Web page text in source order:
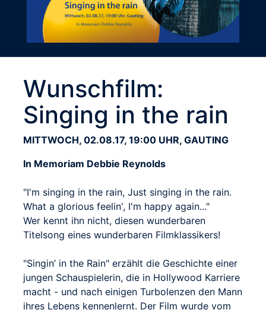
Wunschfilm:
Singing in the rain
MITTWOCH, 02.08.17, 19:00 UHR, GAUTING
In Memoriam Debbie Reynolds
"I'm singing in the rain, Just singing in the rain.
What a glorious feelin', I'm happy again..."
Wer kennt ihn nicht, diesen wunderbaren
Titelsong eines wunderbaren Filmklassikers!
"Singin’ in the Rain" erzählt die Geschichte einer
jungen Schauspielerin, die in Hollywood Karriere
macht - und nach einigen Turbolenzen den Mann
ihres Lebens kennenlernt. Der Film wurde vom